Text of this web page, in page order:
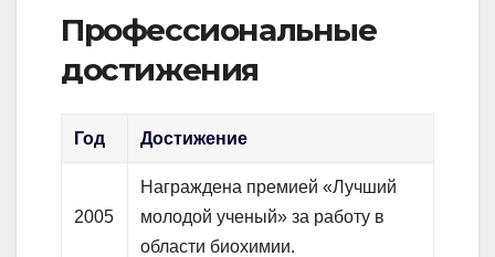
Профессиональные
достижения
Год Достижение
2005
Награждена премией «Лучший
молодой ученый» за работу в
области биохимии.